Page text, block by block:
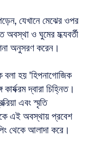
যেখানে মেঝের ওপর
অবস্থা ও ঘুমের মধ্যবর্তী
অনুসরণ করেন।
বলা হয় 'হিপনাগোজিক
দ্বারা চিহ্নিত।
এবং স্মৃতি
এই অবস্থায় প্রবেশ
থেকে আলাদা করে।